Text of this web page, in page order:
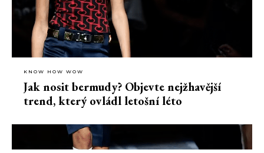
KNOW HOW WOW
Jak nosit bermudy? Objevte nejžhavější
trend, který ovládl letošní léto